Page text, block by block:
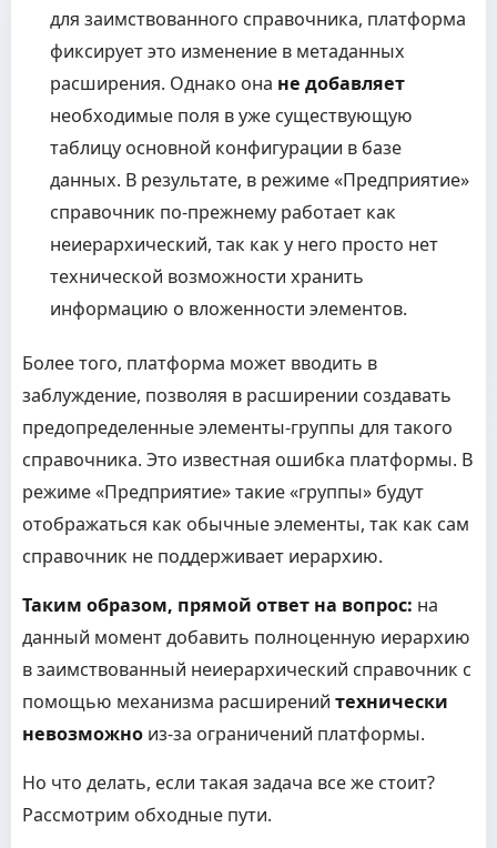
для заимствованного справочника, платформа
фиксирует это изменение в метаданных
расширения. Однако она не добавляет
необходимые поля в уже существующую
таблицу основной конфигурации в базе
данных. В результате, в режиме «Предприятие»
справочник по-прежнему работает как
неиерархический, так как у него просто нет
технической возможности хранить
информацию о вложенности элементов.
Более того, платформа может вводить в
заблуждение, позволяя в расширении создавать
предопределенные элементы-группы для такого
справочника. Это известная ошибка платформы. В
режиме «Предприятие» такие «группы» будут
отображаться как обычные элементы, так как сам
справочник не поддерживает иерархию.
Таким образом, прямой ответ на вопрос: на
данный момент добавить полноценную иерархию
в заимствованный неиерархический справочник с
помощью механизма расширений технически
невозможно из-за ограничений платформы.
Но что делать, если такая задача все же стоит?
Рассмотрим обходные пути.